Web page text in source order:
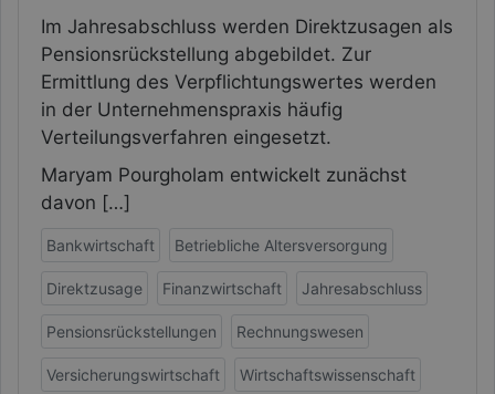
Im Jahresabschluss werden Direktzusagen als
Pensionsrückstellung abgebildet. Zur
Ermittlung des Verpflichtungswertes werden
in der Unternehmenspraxis häufig
Verteilungsverfahren eingesetzt.
Maryam Pourgholam entwickelt zunächst
davon […]
Bankwirtschaft Betriebliche Altersversorgung
Direktzusage Finanzwirtschaft Jahresabschluss
Pensionsrückstellungen Rechnungswesen
Versicherungswirtschaft Wirtschaftswissenschaft